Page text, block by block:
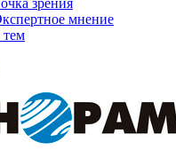
зрения
мнение